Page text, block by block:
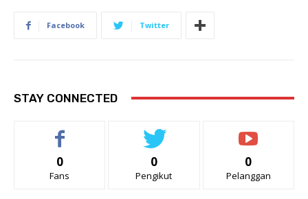
Facebook Twitter
STAY CONNECTED
0
Fans
0
Pengikut
0
Pelanggan